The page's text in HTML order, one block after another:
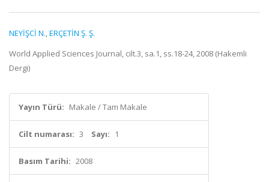
NEYİŞCİ N.,ERÇETİN Ş. Ş.
World Applied Sciences Journal, cilt.3, sa.1, ss.18-24, 2008 (Hakemli
Dergi)
Yayın Türü: Makale / Tam Makale
Cilt numarası: 3 Sayı: 1
Basım Tarihi: 2008